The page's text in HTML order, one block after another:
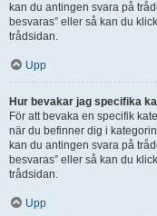
kan du antingen svara på
besvaras” eller så kan du
trådsidan.
Upp
Hur bevakar jag specifika
För att bevaka en specifik
när du befinner dig i
kan du antingen svara på
besvaras” eller så kan du
trådsidan.
Upp